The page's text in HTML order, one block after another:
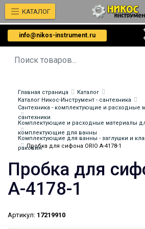
info@nikos-instrument.ru
КАТАЛОГ
Главная страница
Каталог
Каталог Никос-Инструмент - сантехника
Сантехника - комплектующие и расходные
сантехники
Комплектующие и расходные материалы
комплектующие для ванны
Комплектующие для ванны - заглушки и
раковин
Пробка для сифона ORIO А-4178-1
Пробка для
А-4178-1
Артикул: 17219910